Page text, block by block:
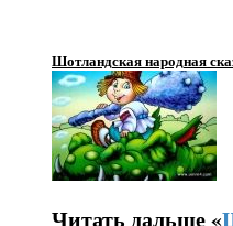
Шотландская народная
Читать дальше «